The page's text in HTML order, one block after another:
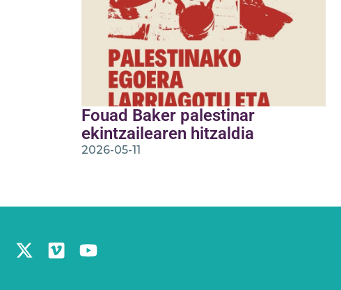
Fouad Baker palestinar
ekintzailearen hitzaldia
2026-05-11